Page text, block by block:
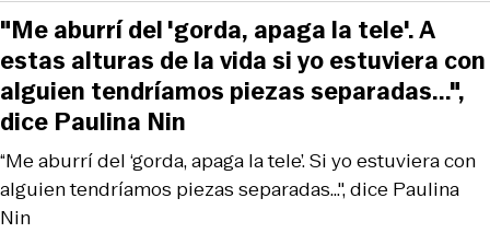
“Me aburrí del ‘gorda, apaga la tele’. Si yo estuviera con
alguien tendríamos piezas separadas...", dice Paulina
Nin
"Me aburrí del 'gorda, apaga la tele'. A
estas alturas de la vida si yo estuviera con
alguien tendríamos piezas separadas...",
dice Paulina Nin